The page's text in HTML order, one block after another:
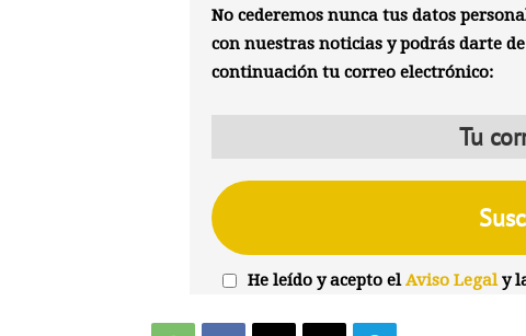
No cederemos nunca tus datos
con nuestras noticias y podrás darte
continuación tu correo electrónico:
He leído y acepto elAviso Legaly